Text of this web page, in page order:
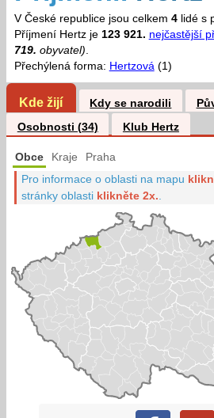
V České republice jsou celkem 4lidé s
Příjmení Hertz je 123 921. nejčastější
719. obyvatel).
Přechýlená forma: Hertzová(1)
Kde žijí Kdy se narodili
Osobnosti (34)
Klub Hertz
Obce Kraje Praha
Pro informace o oblasti na mapu
stránky oblasti klikněte 2x.